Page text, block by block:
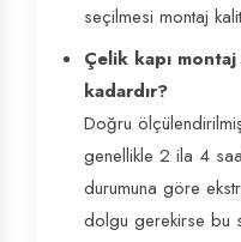
seçilmesi montaj
Çelik kapı
kadardır?
Doğru
genellikle 2 ila 4
durumuna göre
dolgu gerekirse bu